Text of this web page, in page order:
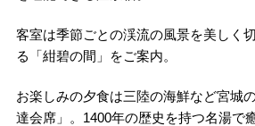
客室は季節ごとの渓流の風景を美しく
る「紺碧の間」をご案内。
お楽しみの夕食は三陸の海鮮など宮城
達会席」。1400年の歴史を持つ名湯で